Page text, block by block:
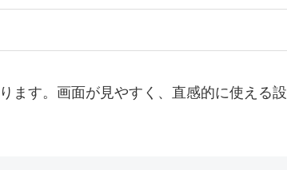
ます。画面が見やすく、直感的に使える設